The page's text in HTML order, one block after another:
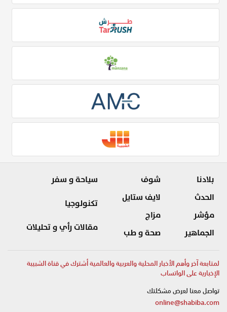
بلادنا
الحدث
مؤشر
الجماهير
شوف
لايف ستايل
مزاج
صحة و طب
سياحة و سفر
تكنولوجيا
مقالات رأي و تحليلات
لمتابعة آخر وأهم الأخبار المحلية والعربية والعالمية أشترك في قناة الشبيبة
الإخبارية على الواتساب
تواصل معنا لعرض مشكلتك
online@shabiba.com